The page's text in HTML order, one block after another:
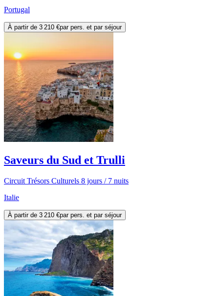
Portugal
À partir de 3 210 €par pers. et par séjour
Saveurs du Sud et Trulli
Circuit Trésors Culturels 8 jours / 7 nuits
Italie
À partir de 3 210 €par pers. et par séjour